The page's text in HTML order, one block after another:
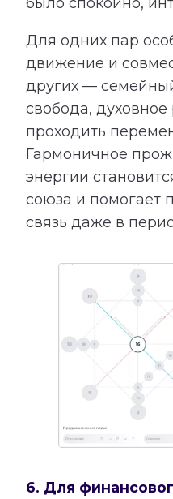
Для одних пар
движение и
других —
свобода,
проходить
Гармоничное
энергии
союза и помогает
связь даже в
6. Для